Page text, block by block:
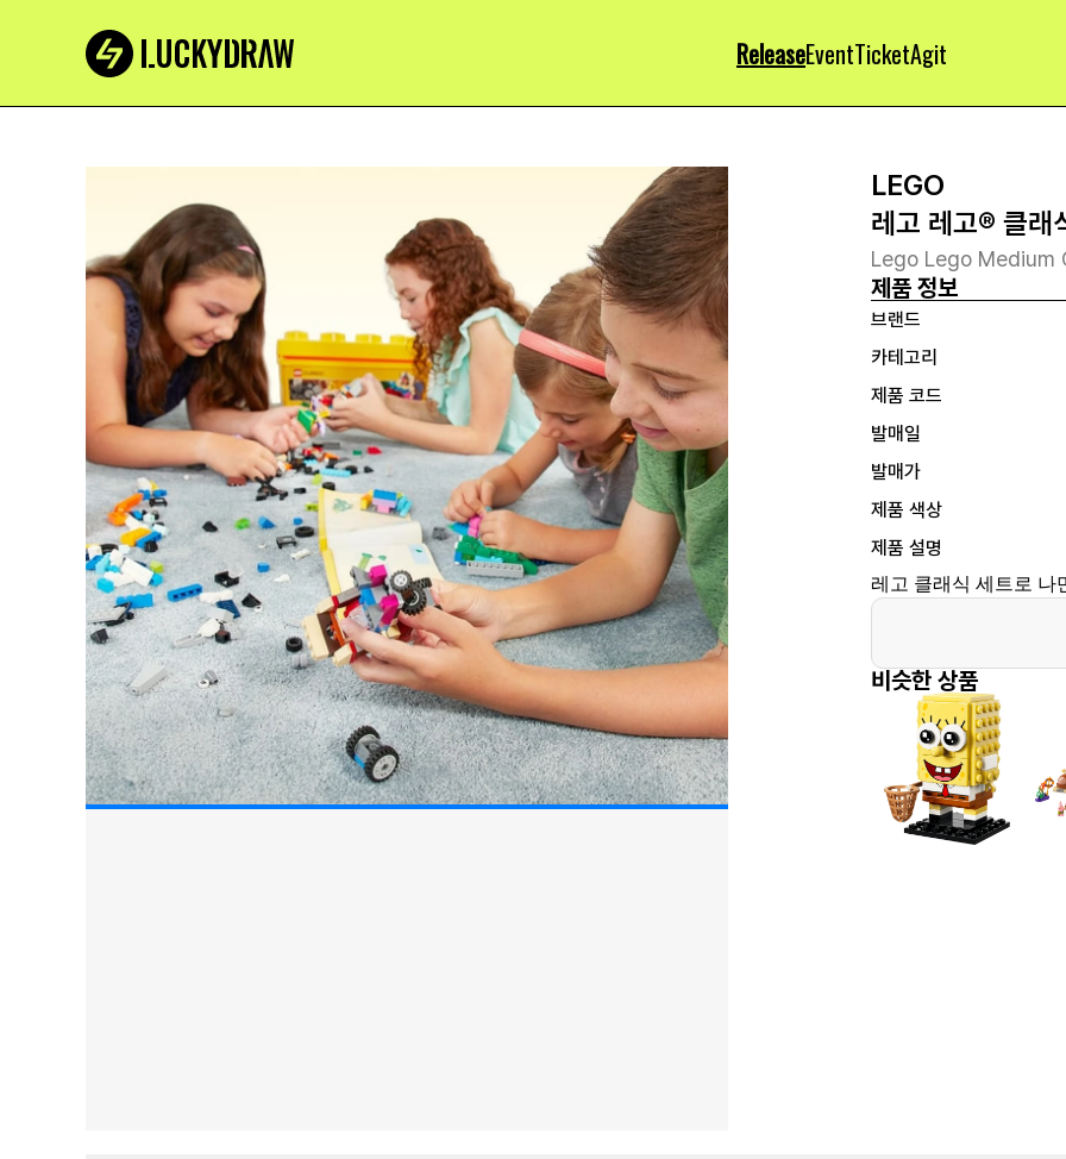
ReleaseEventTicketAgit
LEGO
레고 레고® 클래
Lego Lego
제품 정보
브랜드
카테고리
제품 코드
발매일
발매가
제품 색상
제품 설명
레고 클래식 세트로
비슷한 상품